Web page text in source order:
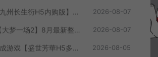
三网H5游戏【九州长生衍H5内购版】8月最新整理Linux手工服务端+管理后台+GM授权后台+简易安卓客户端+详细搭建教程+视频教程 2026-08-07
MT3换皮MH【大梦一场2】8月最新整理Linux手工服务端+源码+管理后台+安卓苹果双端+详细搭建教程+视频教程 2026-08-07
三网H5宫斗养成游戏【盛世芳華H5多区跨服代金券内购优化版】8月最新整理Linux手工服务端+CDK授权后台+全资源安卓+详细搭建教程+视频教程 2026-08-05